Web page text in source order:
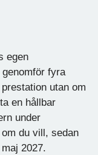
egen
fyra
utan om
en hållbar
under
du vill, sedan
2027.